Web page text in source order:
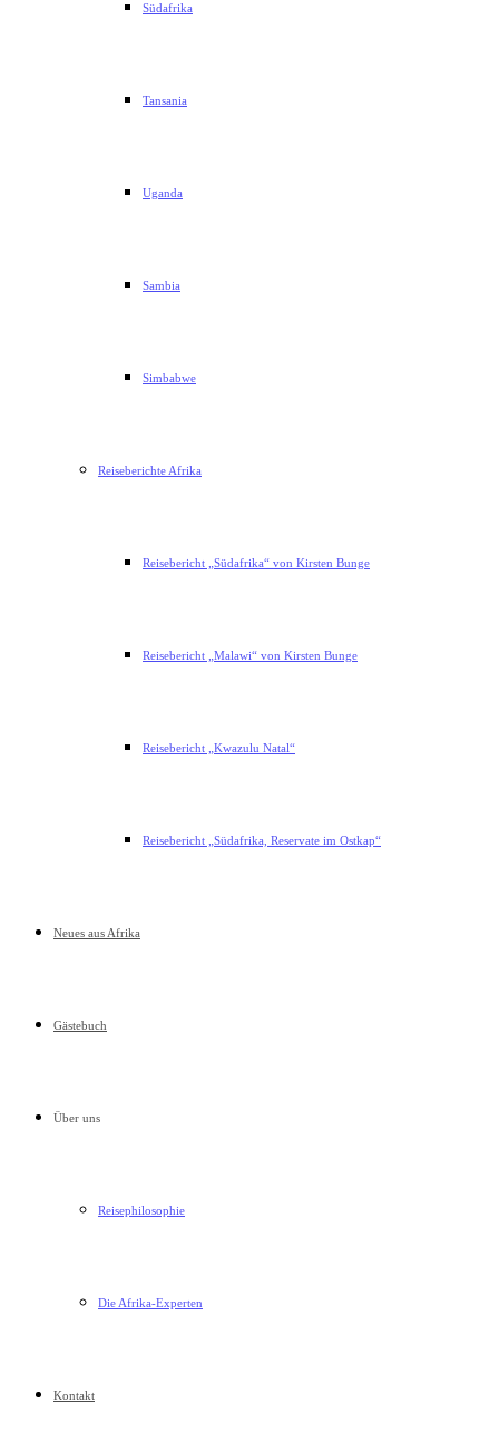
Südafrika
Tansania
Uganda
Sambia
Simbabwe
Reiseberichte Afrika
Reisebericht „Südafrika“ von Kirsten Bunge
Reisebericht „Malawi“ von Kirsten Bunge
Reisebericht „Kwazulu Natal“
Reisebericht „Südafrika, Reservate im Ostkap“
Neues aus Afrika
Gästebuch
Über uns
Reisephilosophie
Die Afrika-Experten
Kontakt